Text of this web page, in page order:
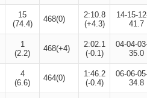
15
(74.4)
468(0)
2:10.8
(+4.3)
14-15-
41.7
1
(2.2)
468(+4)
2:02.1
(-0.1)
04-04-
35.0
4
(6.6)
464(0)
1:46.2
(-0.4)
06-06-
34.8